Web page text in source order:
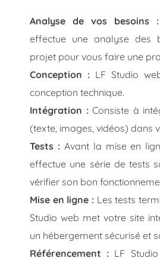
Analyse de vos besoins :
effectue une analyse des
projet pour vous faire une
Conception : LF Studio
conception technique.
Intégration :Consiste à
(texte, images, vidéos) dans
Tests : Avant la mise en
effectue une série de tests
vérifier son bon
Mise en ligne : Les tests
Studio web met votre site
un hébergement sécurisé et
Référencement : LF